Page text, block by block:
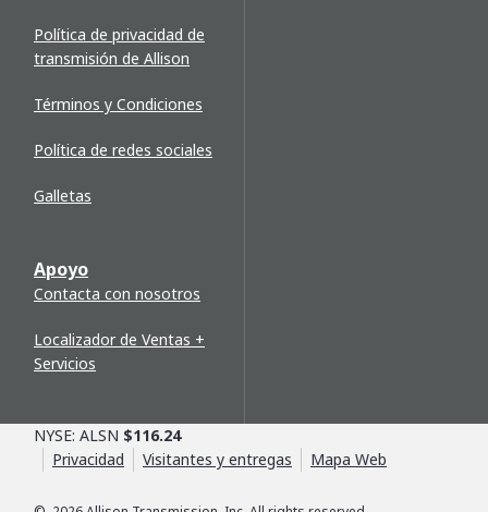
Política de privacidad de
transmisión de Allison
Términos y Condiciones
Política de redes sociales
Galletas
Apoyo
Contacta con nosotros
Localizador de Ventas +
Servicios
NYSE: ALSN $116.24
Privacidad
Visitantes y entregas Mapa Web